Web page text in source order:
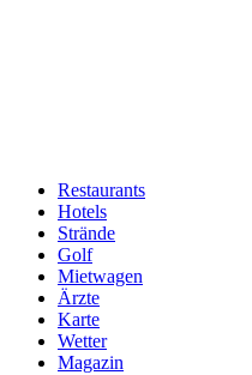
Hauptnavigation
Restaurants
Hotels
Strände
Golf
Mietwagen
Ärzte
Karte
Wetter
Magazin